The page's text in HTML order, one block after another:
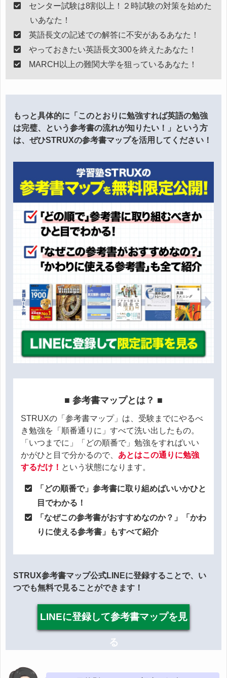
センター試験は8割以上！２時試験の対策を始めた
いあなた！
英語長文の記述での解答に不安があるあなた！
やっておきたい英語長文300を終えたあなた！
MARCH以上の難関大学を狙っているあなた！
もっと具体的に「このとおりに勉強すれば英語の勉強
は完璧、という参考書の流れが知りたい！」という方
は、ぜひSTRUXの参考書マップを活用してください！
■ 参考書マップとは？ ■
STRUXの「参考書マップ」は、受験までにやるべ
き勉強を「順番通りに」すべて洗い出したもの。
「いつまでに」「どの順番で」勉強をすればいい
かがひと目で分かるので、 あとはこの通りに勉強
するだけ！ という状態になります。
「どの順番で」参考書に取り組めばいいかひと
目でわかる！
「なぜこの参考書がおすすめなのか？」「かわ
りに使える参考書」もすべて紹介
STRUX参考書マップ公式LINEに登録することで、い
つでも無料で見ることができます！
LINEに登録して参考書マップを見
る